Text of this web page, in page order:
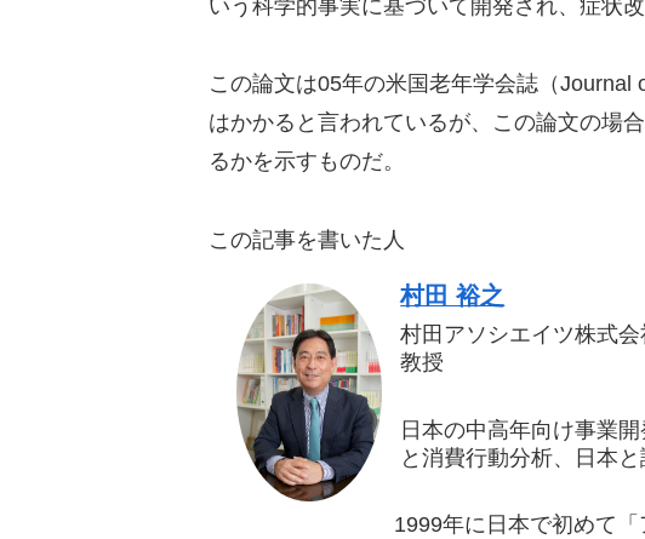
いう科学的事実に基づいて開発され、症状
この論文は05年の米国老年学会誌（
はかかると言われているが、この論文の場
るかを示すものだ。
この記事を書いた人
村田 裕之
村田アソシエイツ株式
教授
日本の中高年向け事業
と消費行動分析、日本
1999年に日本で初めて